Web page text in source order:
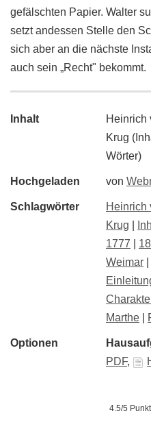
gefälschten Papier. Walter
setzt andessen Stelle den
sich aber an die nächste
auch sein „Recht" bekommt.
Inhalt
Heinrich
Krug
Wörter)
Hochgeladen von
Schlagwörter Heinrich
Krug
1777
Weimar
Marthe
Optionen
PDF,
4.5/5